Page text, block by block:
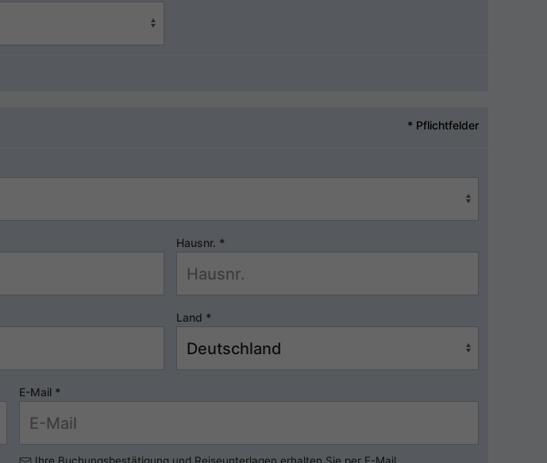
* Pflichtfelder
Hausnr. *
Land *
E-Mail *